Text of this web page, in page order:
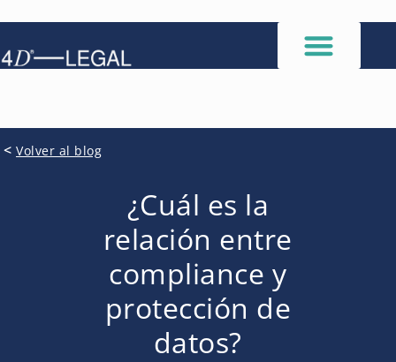
< Volver al blog
¿Cuál es la
relación entre
compliance y
protección de
datos?